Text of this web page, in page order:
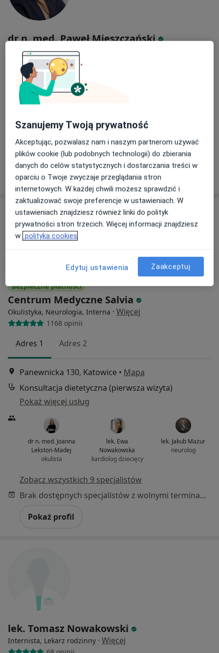
dr n. med. Paweł Mieszczański
Chirurg, Proktolog·Więcej
20 opinii
Adres 1 Adres 2
Centrum Medyczne Salvia
Konsultacja chirurgiczna
200 zł
Poproś o wizytę
Bezpieczne płatności
Centrum Medyczne Salvia
Okulistyka, Neurologia, Interna · Więcej
1168 opinii
Adres 1 Adres 2
Panewnicka 130, Katowice • Mapa
Konsultacja dietetyczna (pierwsza wizyta)
Pokaż więcej usług
dr n. med. Joanna
Lekston-Madej
okulista
lek. Ewa
Nowakowska
kardiolog dziecięcy
lek. Jakub Mazur
neurolog
Zobacz wszystkich 9 specjalistów
Brak dostępnych specjalistów z wolnymi terminami w tym centrum medycznym.
Pokaż profil
lek. Tomasz Nowakowski
Internista, Lekarz rodzinny · Więcej
Szanujemy Twoją prywatność
Akceptując, pozwalasz nam i naszym partnerom używać
plików cookie (lub podobnych technologii) do zbierania
danych do celów statystycznych i dostarczania treści w
oparciu o Twoje zwyczaje przeglądania stron
internetowych. W każdej chwili możesz sprawdzić i
zaktualizować swoje preferencje w ustawieniach. W
ustawieniach znajdziesz również linki do polityk
prywatności stron trzecich. Więcej informacji znajdziesz
w polityka cookies
Edytuj ustawienia Zaakceptuj